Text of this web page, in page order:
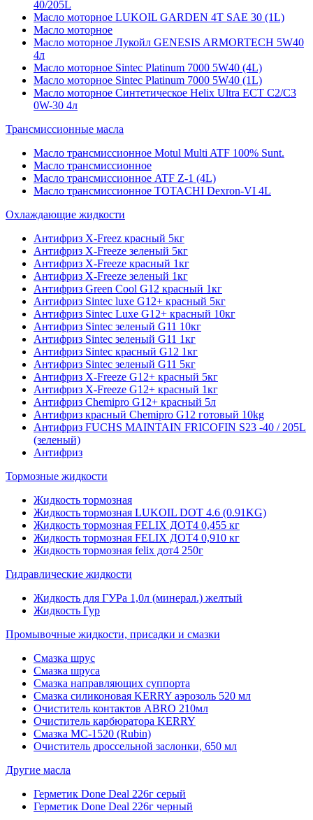
40/205L
Масло моторное LUKOIL GARDEN 4Т SAE 30 (1L)
Масло моторное
Масло моторное Лукойл GENESIS ARMORTECH 5W40
4л
Масло моторное Sintec Platinum 7000 5W40 (4L)
Масло моторное Sintec Platinum 7000 5W40 (1L)
Масло моторное Синтетическое Helix Ultra ECT C2/C3
0W-30 4л
Трансмиссионные масла
Масло трансмиссионное Motul Multi ATF 100% Sunt.
Масло трансмиссионное
Масло трансмиссионное ATF Z-1 (4L)
Масло трансмиссионное TOTACHI Dexron-VI 4L
Охлаждающие жидкости
Антифриз X-Freez красный 5кг
Антифриз X-Freeze зеленый 5кг
Антифриз X-Freeze красный 1кг
Антифриз X-Freeze зеленый 1кг
Антифриз Green Cool G12 красный 1кг
Антифриз Sintec luxe G12+ красный 5кг
Антифриз Sintec Luxe G12+ красный 10кг
Антифриз Sintec зеленый G11 10кг
Антифриз Sintec зеленый G11 1кг
Антифриз Sintec красный G12 1кг
Антифриз Sintec зеленый G11 5кг
Антифриз X-Freeze G12+ красный 5кг
Антифриз X-Freeze G12+ красный 1кг
Антифриз Chemipro G12+ красный 5л
Антифриз красный Chemipro G12 готовый 10kg
Антифриз FUCHS MAINTAIN FRICOFIN S23 -40 / 205L
(зеленый)
Антифриз
Тормозные жидкости
Жидкость тормозная
Жидкость тормозная LUKOIL DOT 4.6 (0.91KG)
Жидкость тормозная FELIX ДОТ4 0,455 кг
Жидкость тормозная FELIX ДОТ4 0,910 кг
Жидкость тормозная felix дот4 250г
Гидравлические жидкости
Жидкость для ГУРа 1,0л (минерал.) желтый
Жидкость Гур
Промывочные жидкости, присадки и смазки
Смазка шрус
Смазка шруса
Смазка направляющих суппорта
Смазка силиконовая KERRY аэрозоль 520 мл
Очиститель контактов ABRO 210мл
Очиститель карбюратора KERRY
Смазка МС-1520 (Rubin)
Очиститель дроссельной заслонки, 650 мл
Другие масла
Герметик Done Deal 226г серый
Герметик Done Deal 226г черный